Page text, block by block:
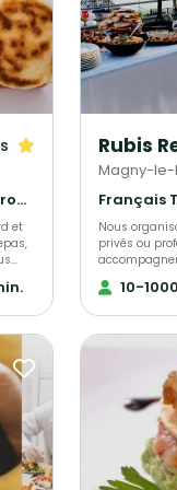
Barbecue et grillades • Gastronomique • Cuisine régionale
et
des
la
la
la
Rubis
Magny-le-
Nous
privés ou
projet. Pour
nous10-1000